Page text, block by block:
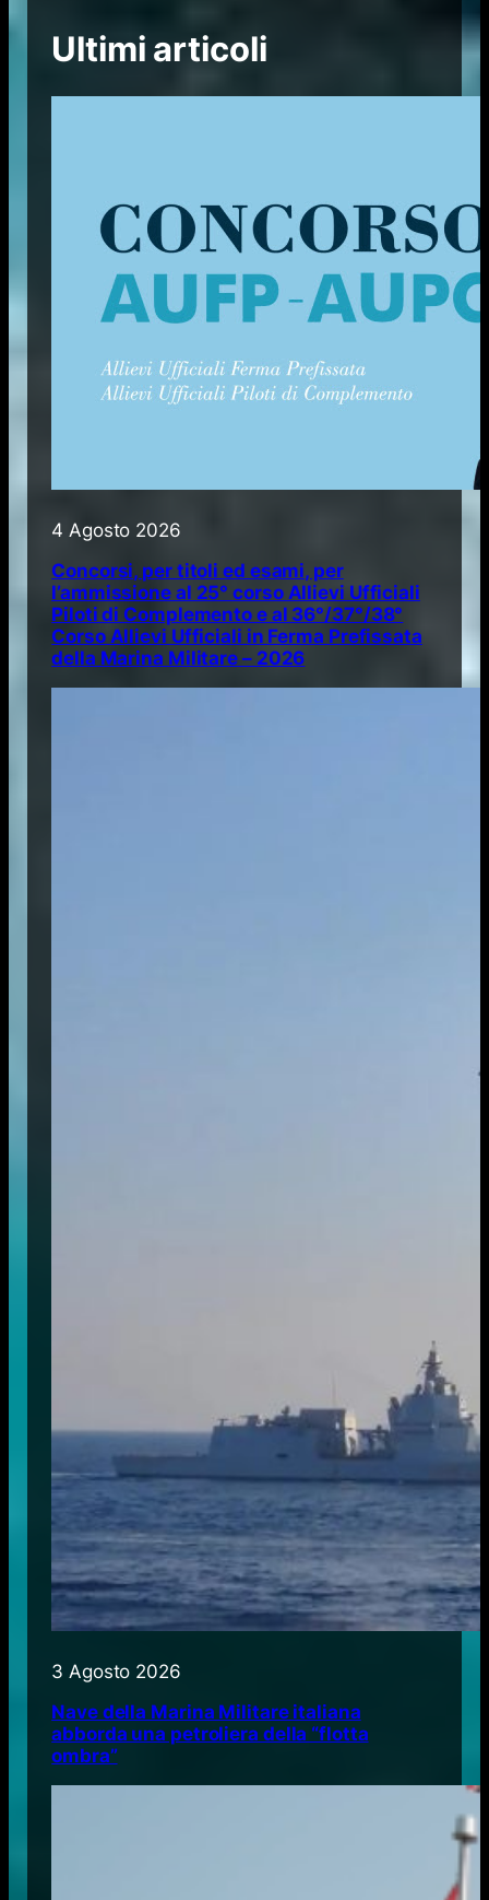
Ultimi articoli
4 Agosto 2026
Concorsi, per titoli ed esami, per
l’ammissione al 25° corso Allievi Ufficiali
Piloti di Complemento e al 36°/37°/38°
Corso Allievi Ufficiali in Ferma Prefissata
della Marina Militare – 2026
3 Agosto 2026
Nave della Marina Militare italiana
abborda una petroliera della “flotta
ombra”